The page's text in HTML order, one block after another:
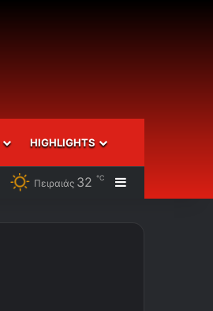
HIGHLIGHTS
Πειραιάς 32 ℃ Sidebar